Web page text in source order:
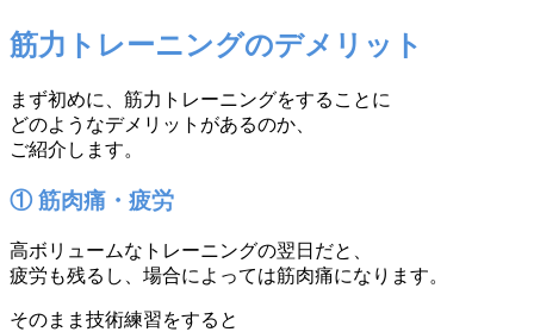
筋力トレーニングのデメリット
まず初めに、筋力トレーニングをすることに
どのようなデメリットがあるのか、
ご紹介します。
① 筋肉痛・疲労
高ボリュームなトレーニングの翌日だと、
疲労も残るし、場合によっては筋肉痛になります。
そのまま技術練習をすると